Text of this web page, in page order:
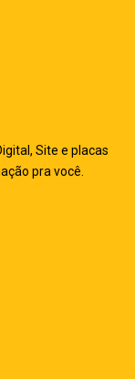
Site e placas
pra você.